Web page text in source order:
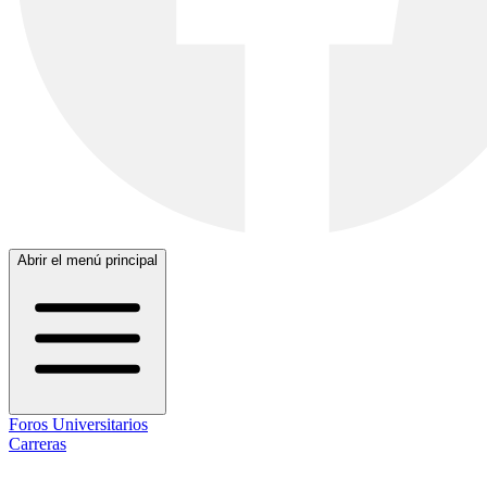
Abrir el menú principal
Foros Universitarios
Carreras